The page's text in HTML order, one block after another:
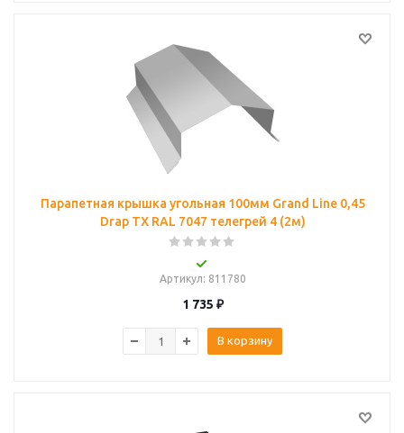
Парапетная крышка угольная 100мм Grand Line 0,45
Drap ТХ RAL 7047 телегрей 4 (2м)
Артикул: 811780
1 735 ₽
В корзину